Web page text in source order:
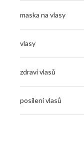
maska na vlasy
vlasy
zdraví vlasů
posílení vlasů